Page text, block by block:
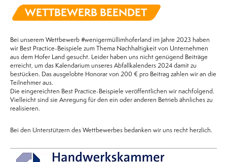
WETTBEWERB BEENDET
Bei unserem Wettbewerb #wenigermüllimhoferland im Jahre 2023 haben
wir Best Practice-Beispiele zum Thema Nachhaltigkeit von Unternehmen
aus dem Hofer Land gesucht. Leider haben uns nicht genügend Beiträge
erreicht, um das Kalendarium unseres Abfallkalenders 2024 damit zu
bestücken. Das ausgelobte Honorar von 200 € pro Beitrag zahlen wir an die
Teilnehmer aus.
Die eingereichten Best Practice-Beispiele veröffentlichen wir nachfolgend.
Vielleicht sind sie Anregung für den ein oder anderen Betrieb ähnliches zu
realisieren.
Bei den Unterstützern des Wettbewerbes bedanken wir uns recht herzlich.